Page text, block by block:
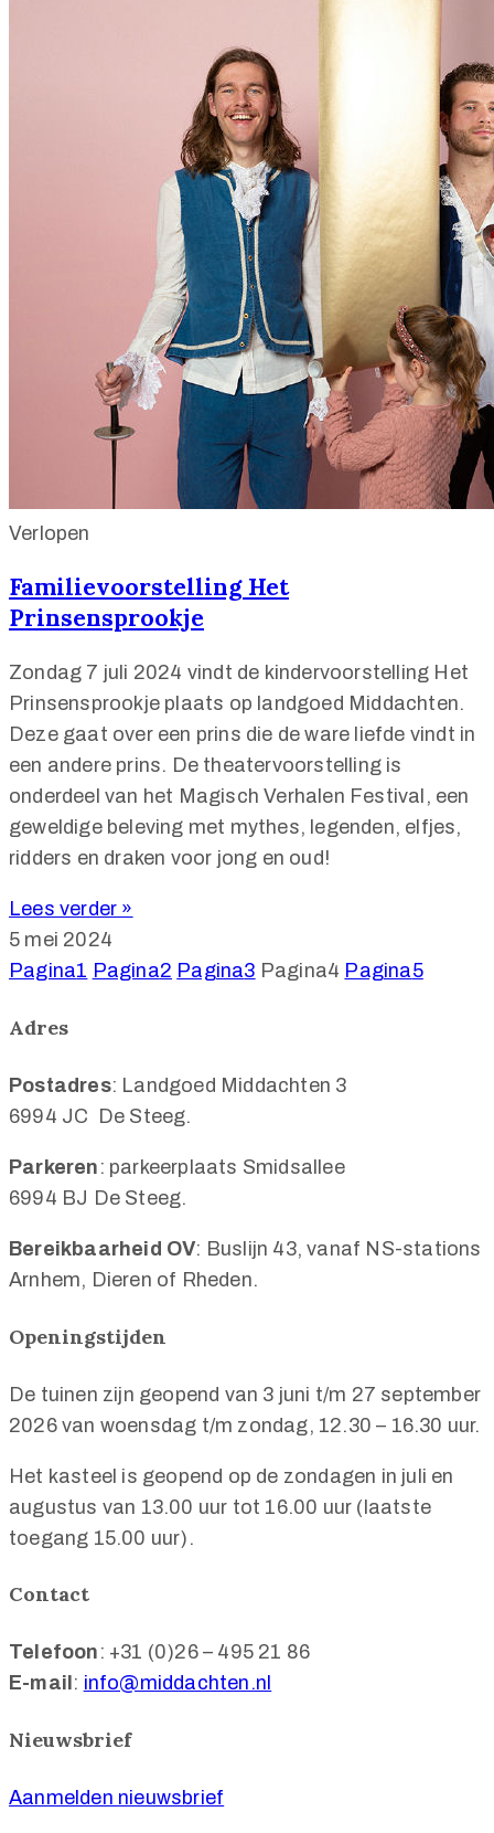
Verlopen
Familievoorstelling Het
Prinsensprookje
Zondag 7 juli 2024 vindt de kindervoorstelling Het
Prinsensprookje plaats op landgoed Middachten.
Deze gaat over een prins die de ware liefde vindt in
een andere prins. De theatervoorstelling is
onderdeel van het Magisch Verhalen Festival, een
geweldige beleving met mythes, legenden, elfjes,
ridders en draken voor jong en oud!
Lees verder »
5 mei 2024
Pagina1 Pagina2 Pagina3 Pagina4 Pagina5
Adres
Postadres: Landgoed Middachten 3
6994 JC De Steeg.
Parkeren : parkeerplaats Smidsallee
6994 BJ De Steeg.
Bereikbaarheid OV: Buslijn 43, vanaf NS-stations
Arnhem, Dieren of Rheden.
Openingstijden
De tuinen zijn geopend van 3 juni t/m 27 september
2026 van woensdag t/m zondag, 12.30 – 16.30 uur.
Het kasteel is geopend op de zondagen in juli en
augustus van 13.00 uur tot 16.00 uur (laatste
toegang 15.00 uur).
Contact
Telefoon : +31 (0)26 – 495 21 86
E-mail : info@middachten.nl
Nieuwsbrief
Aanmelden nieuwsbrief